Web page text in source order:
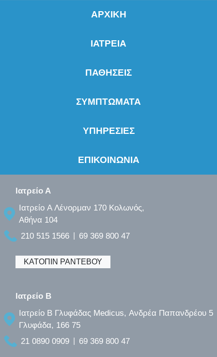
ΑΡΧΙΚΗ
ΙΑΤΡΕΙΑ
ΠΑΘΗΣΕΙΣ
ΣΥΜΠΤΩΜΑΤΑ
ΥΠΗΡΕΣΙΕΣ
ΕΠΙΚΟΙΝΩΝΙΑ
Ιατρείο Α
Ιατρείο A Λένορμαν 170 Κολωνός,
Αθήνα 104
210 515 1566
69 369 800 47
ΚΑΤΟΠΙΝ ΡΑΝΤΕΒΟΥ
Ιατρείο B
Ιατρείο B Γλυφάδας Medicus, Ανδρέα Παπανδρέου 5
Γλυφάδα, 166 75
21 0890 0909
69 369 800 47